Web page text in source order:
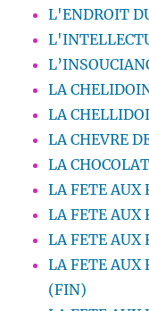
L'ENDROIT
LA
LA
LA CHEVRE
LA
LA FETE AUX
LA FETE AUX
LA FETE AUX
LA FETE AUX
(FIN)